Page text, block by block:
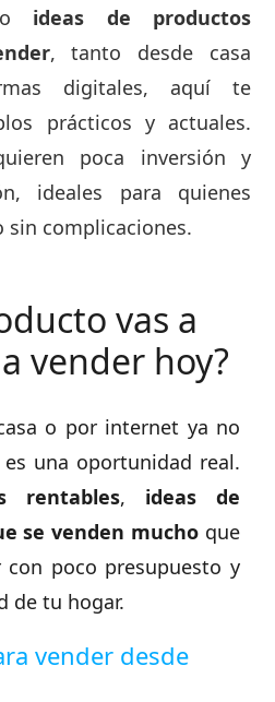
ideas de productos
, tanto desde casa
digitales, aquí te
prácticos y actuales.
poca inversión y
ideales para quienes
sin complicaciones.
vas a
vender hoy?
o por internet ya no
una oportunidad real.
rentables, ideas de
se venden mucho que
con poco presupuesto y
de tu hogar.
vender desde